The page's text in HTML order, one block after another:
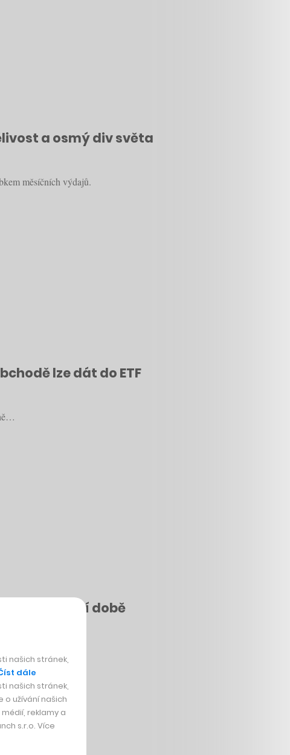
a osmý div světa
měsíčních výdajů.
lze dát do ETF
v digitální době
našich stránek,
dále
našich stránek,
užívání našich
reklamy a
s.r.o. Více